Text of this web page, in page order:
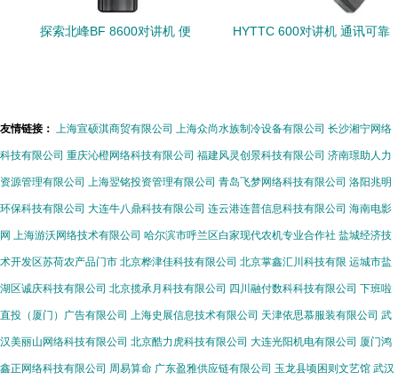
探索北峰BF 8600对讲机 便
HYTTC 600对讲机 通讯可靠
友情链接： 上海宣硕淇商贸有限公司 上海众尚水族制冷设备有限公司 长沙湘宁网络
科技有限公司 重庆沁橙网络科技有限公司 福建风灵创景科技有限公司 济南璟助人力
资源管理有限公司 上海翌铭投资管理有限公司 青岛飞梦网络科技有限公司 洛阳兆明
环保科技有限公司 大连牛八鼎科技有限公司 连云港连普信息科技有限公司 海南电影
网 上海游沃网络技术有限公司 哈尔滨市呼兰区白家现代农机专业合作社 盐城经济技
术开发区苏荷农产品门市 北京桦津佳科技有限公司 北京掌鑫汇川科技有限 运城市盐
湖区诚庆科技有限公司 北京揽承月科技有限公司 四川融付数科科技有限公司 下班啦
直投（厦门）广告有限公司 上海史展信息技术有限公司 天津依思慕服装有限公司 武
汉美丽山网络科技有限公司 北京酷力虎科技有限公司 大连光阳机电有限公司 厦门鸿
鑫正网络科技有限公司 周易算命 广东盈雅供应链有限公司 玉龙县顷困则文艺馆 武汉